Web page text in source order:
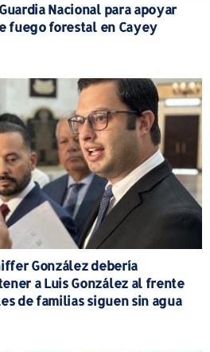
Nacional para apoyar
fuego forestal en Cayey
González debería
a Luis González al frente
de familias siguen sin agua